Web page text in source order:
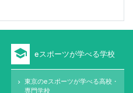
school eスポーツが学べる学校
keyboard_arrow_right
東京のeスポーツが学べる高校・
専門学校